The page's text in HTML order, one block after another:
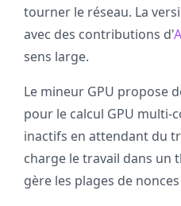
tourner le réseau. La
avec des contributions d'
sens large.
Le mineur GPU propose
pour le calcul GPU multi-
inactifs en attendant du
charge le travail dans un
gère les plages de